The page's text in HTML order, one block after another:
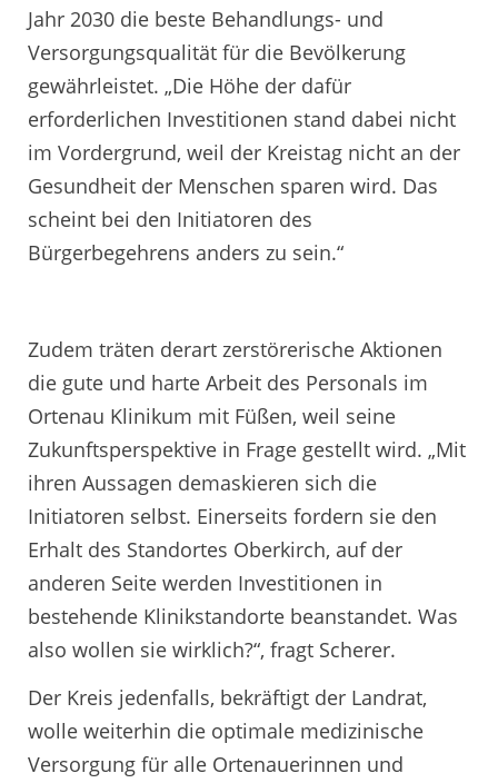
Jahr 2030 die beste Behandlungs- und
Versorgungsqualität für die Bevölkerung
gewährleistet. „Die Höhe der dafür
erforderlichen Investitionen stand dabei nicht
im Vordergrund, weil der Kreistag nicht an der
Gesundheit der Menschen sparen wird. Das
scheint bei den Initiatoren des
Bürgerbegehrens anders zu sein.“
Zudem träten derart zerstörerische Aktionen
die gute und harte Arbeit des Personals im
Ortenau Klinikum mit Füßen, weil seine
Zukunftsperspektive in Frage gestellt wird. „Mit
ihren Aussagen demaskieren sich die
Initiatoren selbst. Einerseits fordern sie den
Erhalt des Standortes Oberkirch, auf der
anderen Seite werden Investitionen in
bestehende Klinikstandorte beanstandet. Was
also wollen sie wirklich?“, fragt Scherer.
Der Kreis jedenfalls, bekräftigt der Landrat,
wolle weiterhin die optimale medizinische
Versorgung für alle Ortenauerinnen und